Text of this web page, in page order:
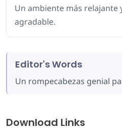
Un ambiente más relajante
agradable.
Editor's Words
Un rompecabezas genial
Download Links